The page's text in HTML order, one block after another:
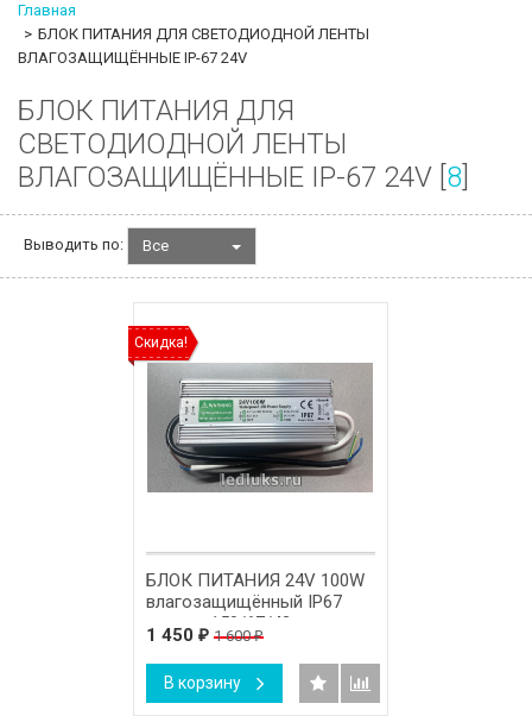
Главная
БЛОК ПИТАНИЯ ДЛЯ СВЕТОДИОДНОЙ ЛЕНТЫ
ВЛАГОЗАЩИЩЁННЫЕ IP-67 24V
БЛОК ПИТАНИЯ ДЛЯ
СВЕТОДИОДНОЙ ЛЕНТЫ
ВЛАГОЗАЩИЩЁННЫЕ IP-67 24V [ 8
Выводить по: Все
Скидка!
БЛОК ПИТАНИЯ 24V 100W
влагозащищённый IP67
размер 150/67/43 мм.
1 450 ₽ 1 600₽
В корзину